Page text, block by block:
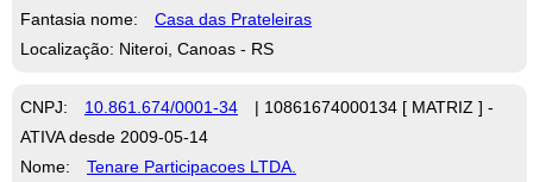
Fantasia nome:
Casa das Prateleiras
Localização: Niteroi, Canoas - RS
CNPJ: 10.861.674/0001-34
| 10861674000134 [ MATRIZ ] -
ATIVA desde 2009-05-14
Nome:
Tenare Participacoes LTDA.